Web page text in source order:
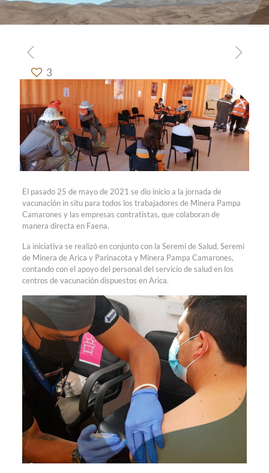
3
El pasado 25 de mayo de 2021 se dio inicio a la jornada de
vacunación in situ para todos los trabajadores de Minera Pampa
Camarones y las empresas contratistas, que colaboran de
manera directa en Faena.
La iniciativa se realizó en conjunto con la Seremi de Salud, Seremi
de Minera de Arica y Parinacota y Minera Pampa Camarones,
contando con el apoyo del personal del servicio de salud en los
centros de vacunación dispuestos en Arica.